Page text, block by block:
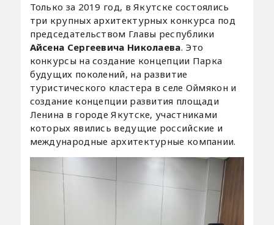
Только за 2019 год, в Якутске состоялись
три крупных архитектурных конкурса под
председательством Главы республики
Айсена Сергеевича Николаева. Это
конкурсы на создание концепции Парка
будущих поколений, на развитие
туристического кластера в селе Оймякон и
создание концепции развития площади
Ленина в городе Якутске, участниками
которых явились ведущие российские и
международные архитектурные компании.